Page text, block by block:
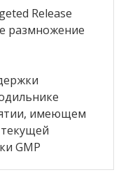
Release
размножение
имеющем
GMP